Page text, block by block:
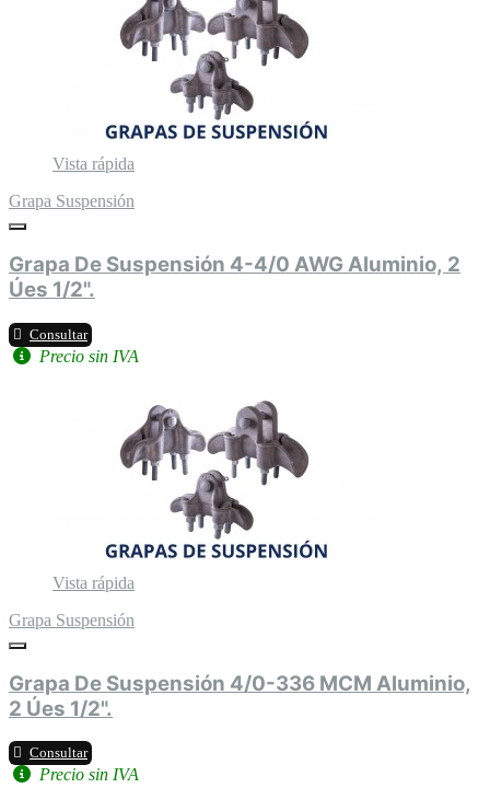
Vista rápida
Grapa Suspensión
Grapa De Suspensión 4-4/0 AWG Aluminio, 2
Úes 1/2".
Consultar
Precio sin IVA
Vista rápida
Grapa Suspensión
Grapa De Suspensión 4/0-336 MCM Aluminio,
2 Úes 1/2".
Consultar
Precio sin IVA